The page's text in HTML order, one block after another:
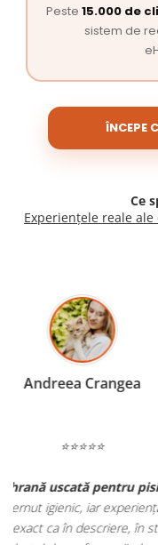
Peste 15.000 de
sistem de
ÎNCEPE
Ce
Experiențele reale
Apreciez foarte mult
doar hrană, ci și
antiparazitare,